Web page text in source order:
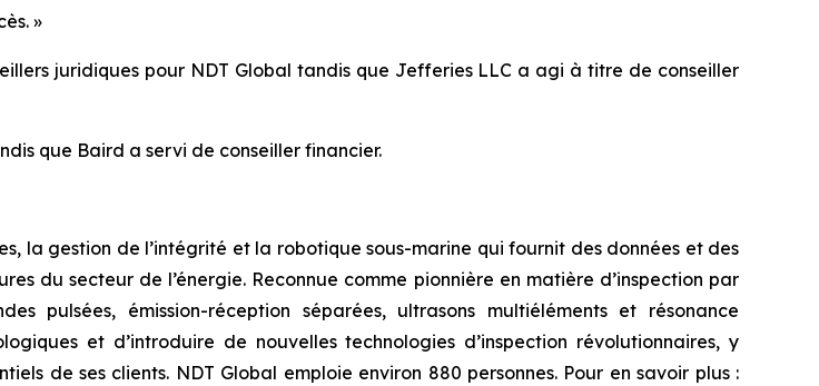
»
juridiques pour NDT Global tandis que Jefferies LLC a agi à titre de conseiller
que Baird a servi de conseiller financier.
la gestion de l’intégrité et la robotique sous-marine qui fournit des données et des
du secteur de l’énergie. Reconnue comme pionnière en matière d’inspection par
pulsées, émission-réception séparées, ultrasons multiéléments et résonance
et d’introduire de nouvelles technologies d’inspection révolutionnaires, y
de ses clients. NDT Global emploie environ 880 personnes. Pour en savoir plus :